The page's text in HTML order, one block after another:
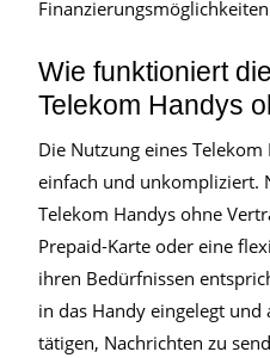
Wie funktioniert
Telekom Handys
Die Nutzung eines
einfach und unkompliziert.
Telekom Handys ohne
Prepaid-Karte oder eine
ihren Bedürfnissen
in das Handy eingelegt
tätigen, Nachrichten zu